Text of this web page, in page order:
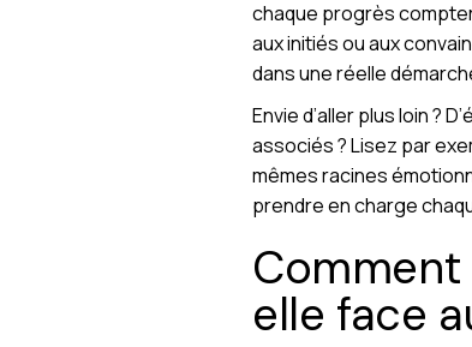
chaque progrès
aux initiés ou aux
dans une réelle
Envie d’aller plus loin ?
associés ? Lisez par
mêmes racines
prendre en charge
elle face